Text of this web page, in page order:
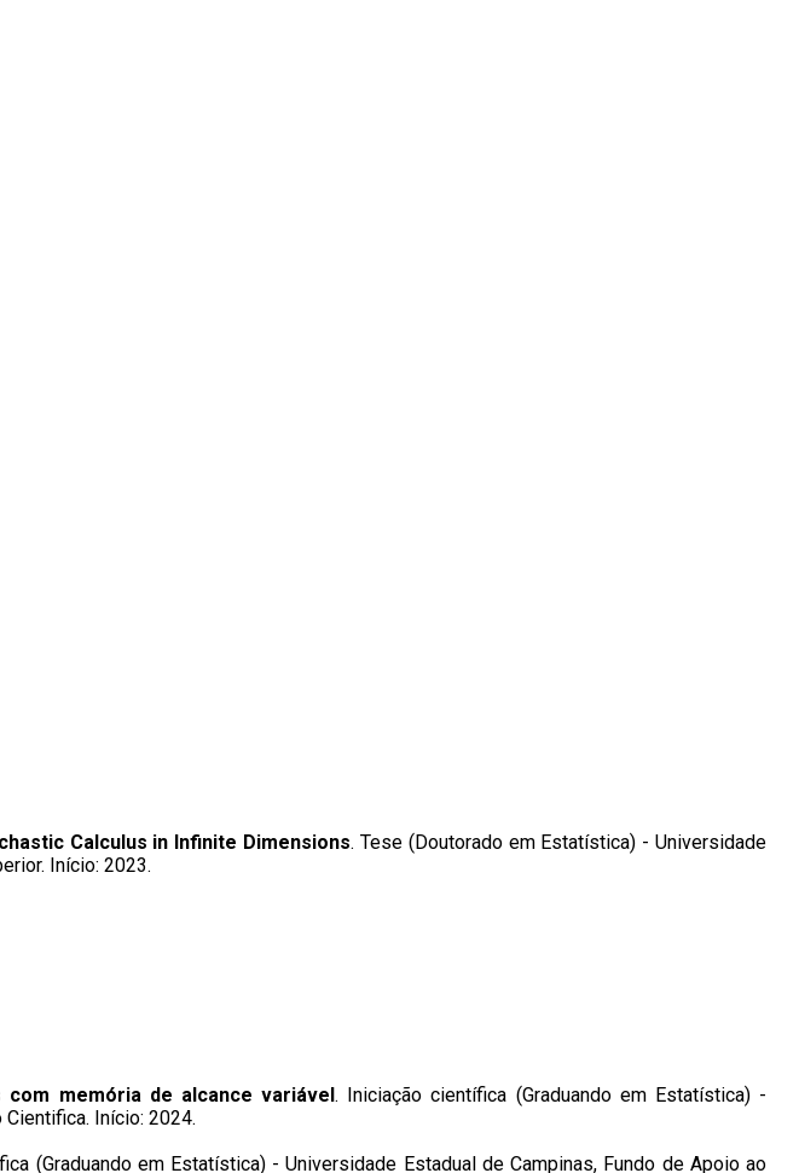
Calculus in Infinite Dimensions. Tese (Doutorado em Estatística) - Universidade
Início: 2023.
memória de alcance variável. Iniciação científica (Graduando em Estatística) -
Início: 2024.
(Graduando em Estatística) - Universidade Estadual de Campinas, Fundo de Apoio ao